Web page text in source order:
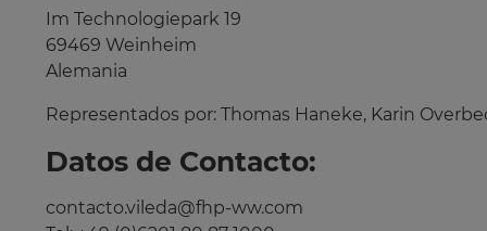
Im Technologiepark 19
69469 Weinheim
Alemania
Representados por: Thomas Haneke, Karin
Datos de Contacto:
contacto.vileda@fhp-ww.com